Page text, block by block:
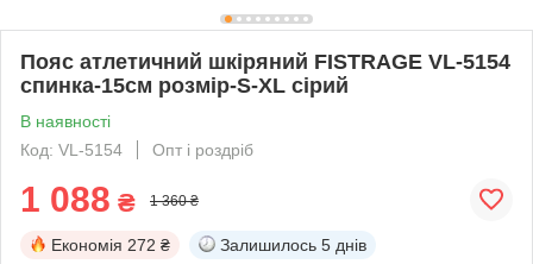
Пояс атлетичний шкіряний FISTRAGE VL-5154
спинка-15см розмір-S-XL сірий
В наявності
Код: VL-5154
Опт і роздріб
1 088 ₴ 1 360 ₴
Економія 272 ₴ Залишилось 5 днів